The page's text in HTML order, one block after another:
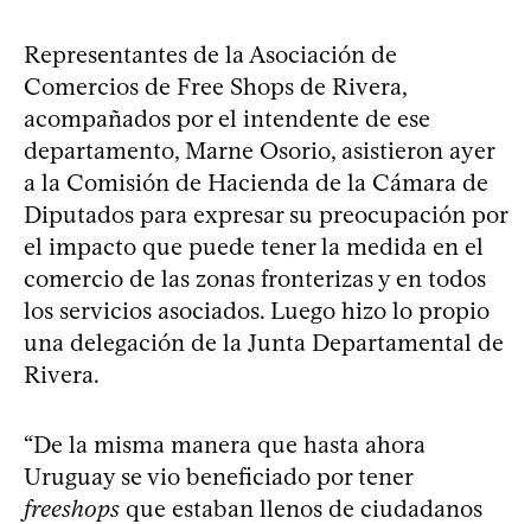
Representantes de la Asociación de
Comercios de Free Shops de Rivera,
acompañados por el intendente de ese
departamento, Marne Osorio, asistieron ayer
a la Comisión de Hacienda de la Cámara de
Diputados para expresar su preocupación por
el impacto que puede tener la medida en el
comercio de las zonas fronterizas y en todos
los servicios asociados. Luego hizo lo propio
una delegación de la Junta Departamental de
Rivera.
“De la misma manera que hasta ahora
Uruguay se vio beneficiado por tener
freeshops que estaban llenos de ciudadanos